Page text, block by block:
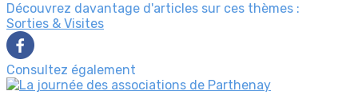
Découvrez davantage d'articles sur ces thèmes :
Sorties & Visites
Consultez également